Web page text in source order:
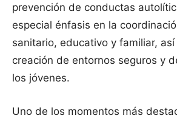
prevención de conductas
especial énfasis en la
sanitario, educativo y familiar,
creación de entornos seguros y
los jóvenes.
Uno de los momentos más